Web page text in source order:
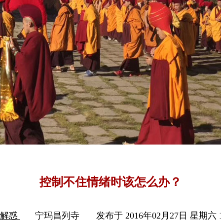
控制不住情绪时该怎么办？
惑 宁玛昌列寺 发布于 2016年02月27日 星期六